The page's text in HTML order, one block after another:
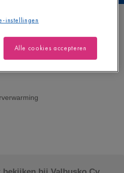
eik
instellingen
Alle cookies accepteren